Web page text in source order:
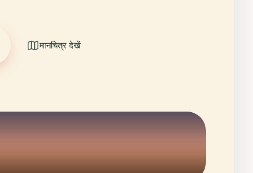
मानचित्र देखें